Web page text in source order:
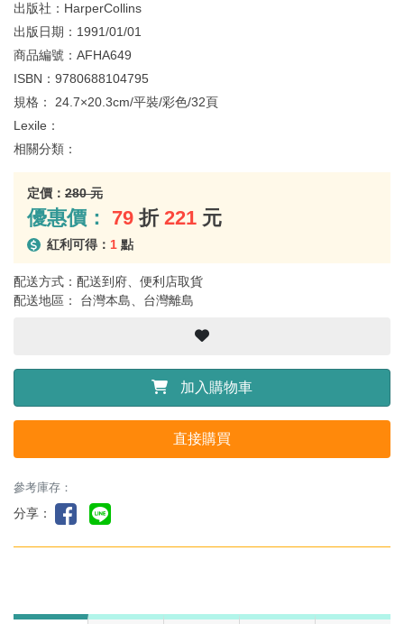
出版社： HarperCollins
出版日期： 1991/01/01
商品編號： AFHA649
ISBN： 9780688104795
規格： 24.7×20.3cm/平裝/彩色/32頁
Lexile：
相關分類：
定價： 280 元
優惠價： 79 折 221 元
紅利可得： 1 點
配送方式：配送到府、便利店取貨
配送地區： 台灣本島、台灣離島
加入購物車
直接購買
參考庫存：
分享：